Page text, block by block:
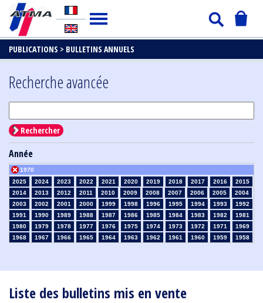
PUBLICATIONS > BULLETINS ANNUELS
Liste des bulletins mis en vente
Recherche avancée
Rechercher
Année
2025 2024 2023 2022 2021 2020 2019 2018 2017 2016
2015
2014
2013 2012 2011 2010 2009 2008 2007 2006 2005
2004
2003
2002 2001 2000 1999 1998 1996 1995 1994 1993
1992
1991
1990 1989 1988 1987 1986 1985 1984 1983 1982
1981
1980
1979 1978 1977 1976 1975 1974 1973 1972 1971
1970
1969
1968
1967 1966 1965 1964 1963 1962 1961 1960 1959
1958
1930
1929 1926 1925 1924 1915 1914 1913 1912 1911
1910